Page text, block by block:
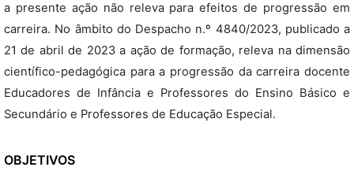
a presente ação não releva para efeitos de progressão em
carreira. No âmbito do Despacho n.º 4840/2023, publicado a
21 de abril de 2023 a ação de formação, releva na dimensão
científico-pedagógica para a progressão da carreira docente
Educadores de Infância e Professores do Ensino Básico e
Secundário e Professores de Educação Especial.
OBJETIVOS